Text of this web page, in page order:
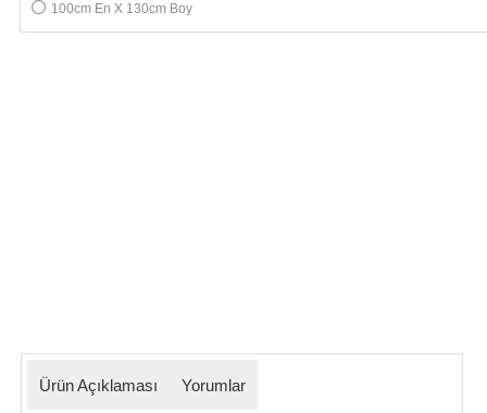
100cm En X 130cm Boy
Ürün Açıklaması Yorumlar